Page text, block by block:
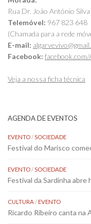
Rua Dr. João António
Telemóvel: 967 823 648
(Chamada para a rede
E-mail:
Facebook: facebook.com/
Veja a nossa ficha técnica
AGENDA DE EVENTOS
EVENTO/SOCIEDADE
Festival do Marisco
EVENTO/SOCIEDADE
Festival da Sardinha abre
CULTURA/EVENTO
Ricardo Ribeiro canta na